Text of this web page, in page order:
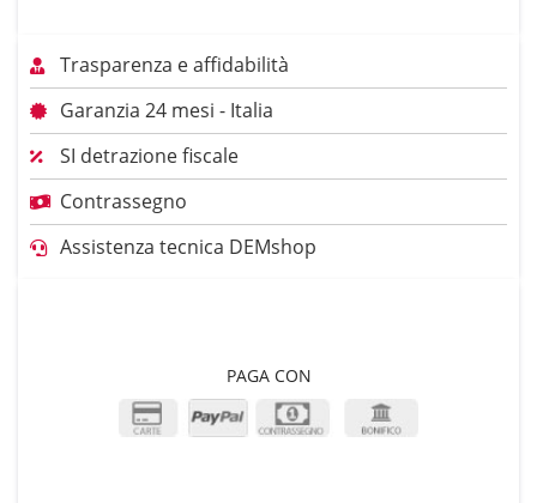
Trasparenza e affidabilità
Garanzia 24 mesi - Italia
SI detrazione fiscale
Contrassegno
Assistenza tecnica DEMshop
PAGA CON